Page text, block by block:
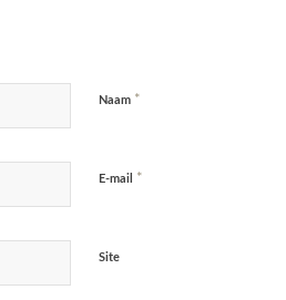
Naam *
E-mail *
Site